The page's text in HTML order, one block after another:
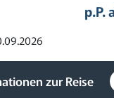
p.P.
zur Reise